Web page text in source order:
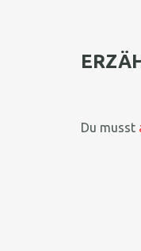
Du musst